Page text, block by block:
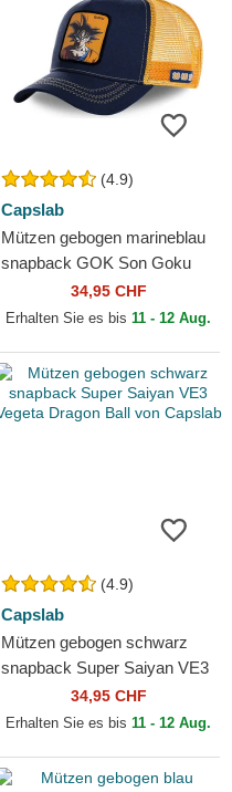
(4.9)
Capslab
Mützen gebogen marineblau
snapback GOK Son Goku
Dragon Ball von Capslab
34,95 CHF
Erhalten Sie es bis 11 - 12 Aug.
(4.9)
Capslab
Mützen gebogen schwarz
snapback Super Saiyan VE3
Vegeta Dragon Ball von
Capslab
34,95 CHF
Erhalten Sie es bis 11 - 12 Aug.